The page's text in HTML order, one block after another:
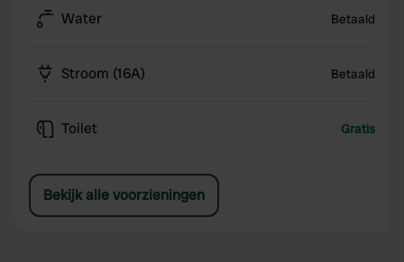
Water Betaald
Stroom (16A) Betaald
Toilet Gratis
Bekijk alle voorzieningen